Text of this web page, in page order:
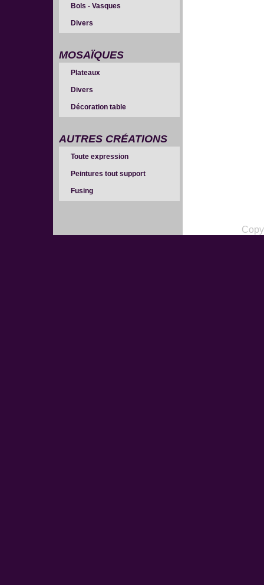
Bols - Vasques
Divers
MOSAÏQUES
Plateaux
Divers
Décoration table
AUTRES CRÉATIONS
Toute expression
Peintures tout support
Fusing